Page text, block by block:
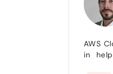
AWS Cloud &
in